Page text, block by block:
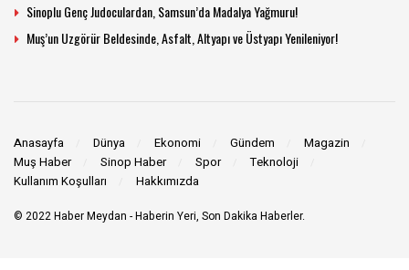
Sinoplu Genç Judoculardan, Samsun’da Madalya Yağmuru!
Muş’un Uzgörür Beldesinde, Asfalt, Altyapı ve Üstyapı Yenileniyor!
Anasayfa Dünya Ekonomi Gündem
Magazin
Muş Haber
Sinop Haber Spor
Teknoloji
Kullanım Koşulları
Hakkımızda
© 2022Haber Meydan - Haberin Yeri, Son Dakika Haberler.